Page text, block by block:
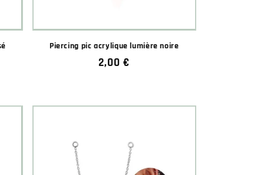
Piercing pic acrylique lumière noire
Prix
2,00 €